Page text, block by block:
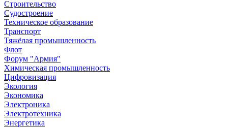
Строительство
Судостроение
Техническое образование
Транспорт
Тяжёлая промышленность
Флот
Форум "Армия"
Химическая промышленность
Цифровизация
Экология
Экономика
Электроника
Электротехника
Энергетика